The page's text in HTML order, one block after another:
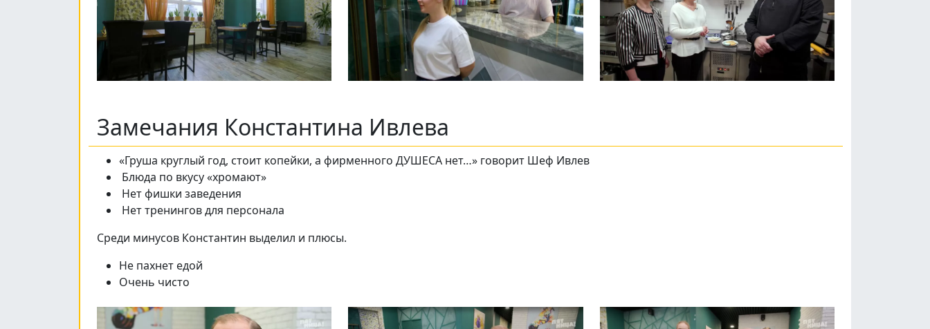
Замечания Константина Ивлева
«Груша круглый год, стоит копейки, а фирменного ДУШЕСА нет…» говорит Шеф Ивлев
Блюда по вкусу «хромают»
Нет фишки заведения
Нет тренингов для персонала
Среди минусов Константин выделил и плюсы.
Не пахнет едой
Очень чисто